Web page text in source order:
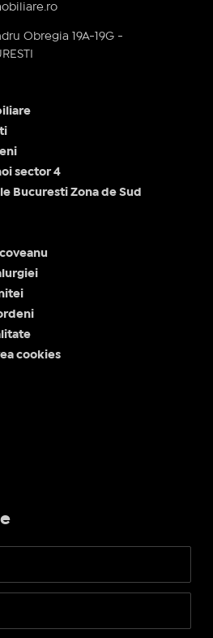
Obregia 19A-19G -
sector 4
Bucuresti Zona de Sud
cookies